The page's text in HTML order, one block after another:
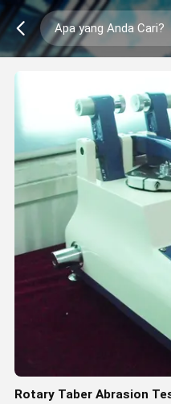
Rotary Taber Abrasion